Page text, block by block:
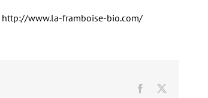
http://www.la-framboise-bio.com/
Facebook